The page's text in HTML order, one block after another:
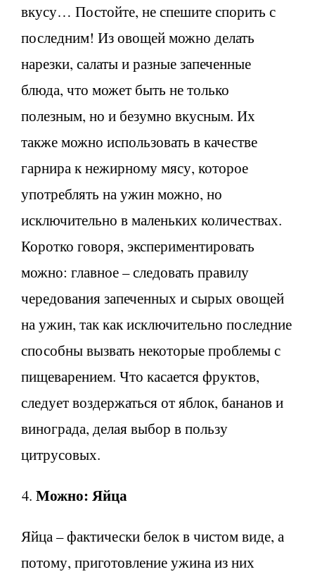
вкусу… Постойте, не спешите спорить с
последним! Из овощей можно делать
нарезки, салаты и разные запеченные
блюда, что может быть не только
полезным, но и безумно вкусным. Их
также можно использовать в качестве
гарнира к нежирному мясу, которое
употреблять на ужин можно, но
исключительно в маленьких количествах.
Коротко говоря, экспериментировать
можно: главное – следовать правилу
чередования запеченных и сырых овощей
на ужин, так как исключительно последние
способны вызвать некоторые проблемы с
пищеварением. Что касается фруктов,
следует воздержаться от яблок, бананов и
винограда, делая выбор в пользу
цитрусовых.
Можно: Яйца
Яйца – фактически белок в чистом виде, а
потому, приготовление ужина из них